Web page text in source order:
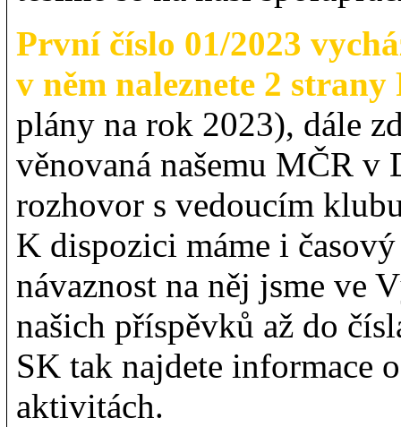
První číslo 01/2023
v něm naleznete 2 strany
plány na rok 2023), dále
věnovaná našemu MČR v
rozhovor s vedoucím
K dispozici máme i
návaznost na něj jsme ve
našich příspěvků až do
SK tak najdete informace
aktivitách.